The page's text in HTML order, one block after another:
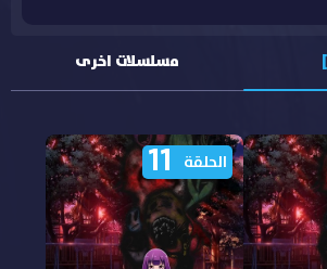
مسلسلات اخرى
الحلقة 11